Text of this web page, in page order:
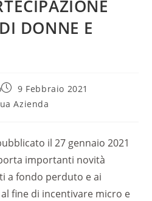
DONNE E
9 Febbraio 2021
Azienda
il 27 gennaio 2021
importanti novità
a fondo perduto e ai
fine di incentivare micro e